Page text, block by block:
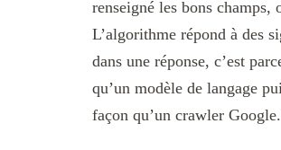
renseigné les bons champs,
L’algorithme répond à des
dans une réponse, c’est
qu’un modèle de langage
façon qu’un crawler Google.